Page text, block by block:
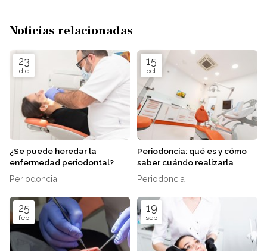
Noticias relacionadas
23
dic
¿Se puede heredar la
enfermedad periodontal?
Periodoncia
15
oct
Periodoncia: qué es y cómo
saber cuándo realizarla
Periodoncia
25
feb
19
sep